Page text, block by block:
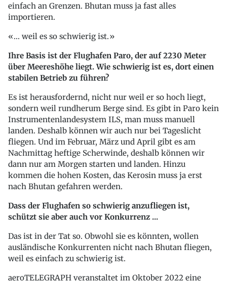
einfach an Grenzen. Bhutan muss ja fast alles
importieren.
... weil es so schwierig ist.
Ihre Basis ist der Flughafen Paro, der auf 2230 Meter
über Meereshöhe liegt. Wie schwierig ist es, dort einen
stabilen Betrieb zu führen?
Es ist herausfordernd, nicht nur weil er so hoch liegt,
sondern weil rundherum Berge sind. Es gibt in Paro kein
Instrumentenlandesystem ILS, man muss manuell
landen. Deshalb können wir auch nur bei Tageslicht
fliegen. Und im Februar, März und April gibt es am
Nachmittag heftige Scherwinde, deshalb können wir
dann nur am Morgen starten und landen. Hinzu
kommen die hohen Kosten, das Kerosin muss ja erst
nach Bhutan gefahren werden.
Dass der Flughafen so schwierig anzufliegen ist,
schützt sie aber auch vor Konkurrenz ...
Das ist in der Tat so. Obwohl sie es könnten, wollen
ausländische Konkurrenten nicht nach Bhutan fliegen,
weil es einfach zu schwierig ist.
aeroTELEGRAPH veranstaltet im Oktober 2022 eine